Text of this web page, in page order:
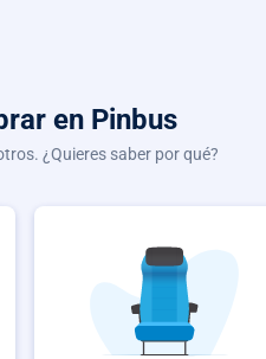
en Pinbus
¿Quieres saber por qué?